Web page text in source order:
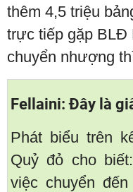
thêm 4,5 triệu
trực tiếp gặp BLĐ
chuyển nhượng
Fellaini: Đây là
Phát biểu trên
Quỷ đỏ cho
việc chuyển đến